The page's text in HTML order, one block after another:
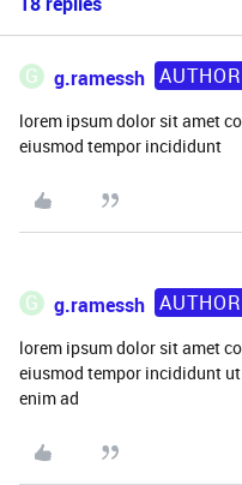
G g.ramessh AUTHOR
lorem ipsum dolor sit amet
eiusmod tempor incididunt
G g.ramessh AUTHOR
lorem ipsum dolor sit amet
eiusmod tempor incididunt
enim ad